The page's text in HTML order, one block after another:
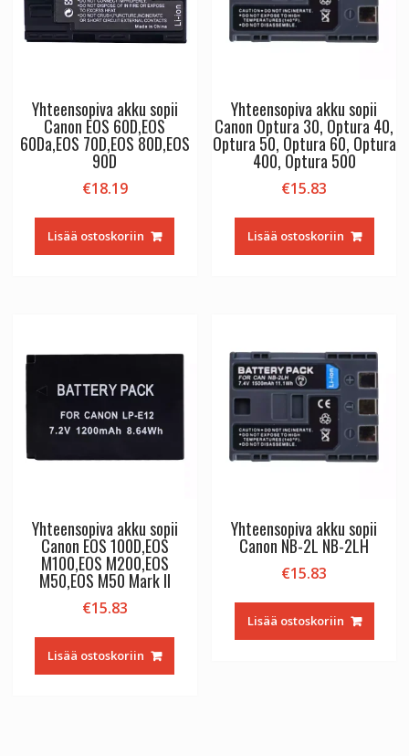
Yhteensopiva akku sopii
Canon EOS 60D,EOS
60Da,EOS 70D,EOS 80D,EOS
90D
€18.19
Lisää ostoskoriin
Yhteensopiva akku sopii
Canon Optura 30, Optura 40,
Optura 50, Optura 60, Optura
400, Optura 500
€15.83
Lisää ostoskoriin
Yhteensopiva akku sopii
Canon EOS 100D,EOS
M100,EOS M200,EOS
M50,EOS M50 Mark II
€15.83
Lisää ostoskoriin
Yhteensopiva akku sopii
Canon NB-2L NB-2LH
€15.83
Lisää ostoskoriin